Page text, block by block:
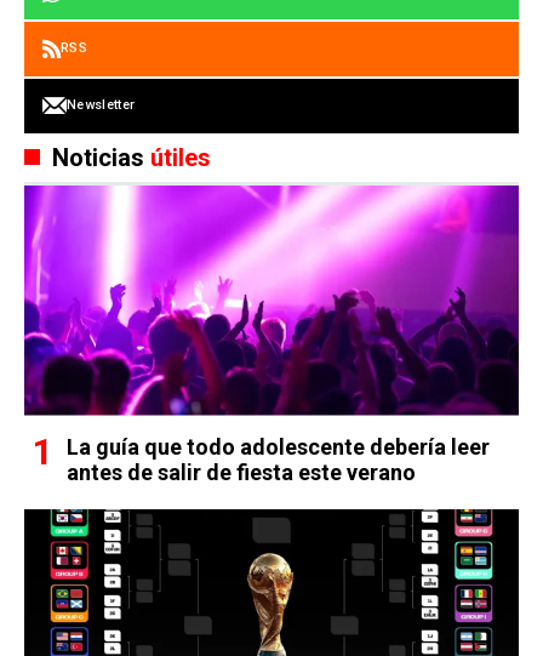
RSS
Newsletter
Noticias útiles
La guía que todo adolescente debería leer
antes de salir de fiesta este verano